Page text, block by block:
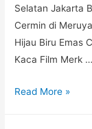
Jakarta
Barat
Selatan Jakarta
Cermin di
Hijau Biru Emas
Kaca Film Merk …
Berkualitas!
Read More »